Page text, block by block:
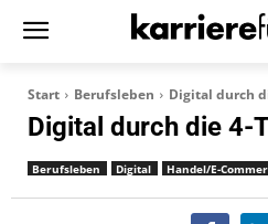
Start Berufsleben Digital durch
Digital durch die 4-
Berufsleben Digital Handel/E-